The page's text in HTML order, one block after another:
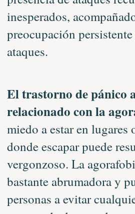
inesperados,
preocupación
ataques.
El trastorno de pánico
relacionado con la
miedo a estar en lugares
donde escapar puede
vergonzoso. La
bastante abrumadora y
personas a evitar